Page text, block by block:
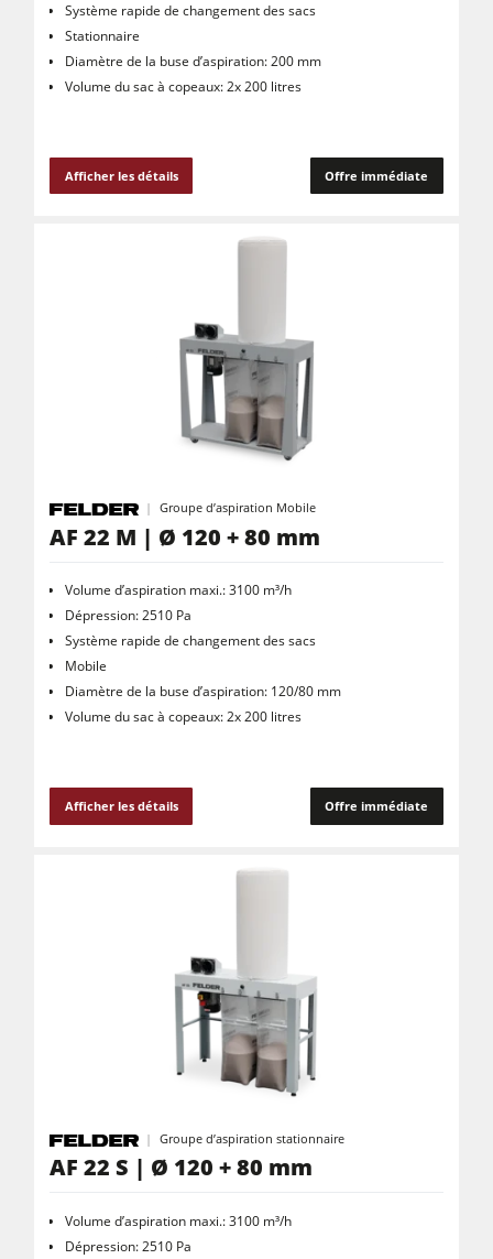
Système rapide de changement des sacs
Stationnaire
Diamètre de la buse d’aspiration: 200 mm
Volume du sac à copeaux: 2x 200 litres
Afficher les détails Offre immédiate
Groupe d’aspiration Mobile
AF 22 M | Ø 120 + 80 mm
Volume d’aspiration maxi.: 3100 m³/h
Dépression: 2510 Pa
Système rapide de changement des sacs
Mobile
Diamètre de la buse d’aspiration: 120/80 mm
Volume du sac à copeaux: 2x 200 litres
Afficher les détails Offre immédiate
Groupe d’aspiration stationnaire
AF 22 S | Ø 120 + 80 mm
Volume d’aspiration maxi.: 3100 m³/h
Dépression: 2510 Pa